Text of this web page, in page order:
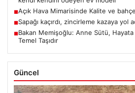
■Açık Hava Mimarisinde Kalite ve bahçe
■Sapağı kaçırdı, zincirleme kazaya yol
■Bakan Memişoğlu: Anne Sütü, Hayata
Temel Taşıdır
Güncel